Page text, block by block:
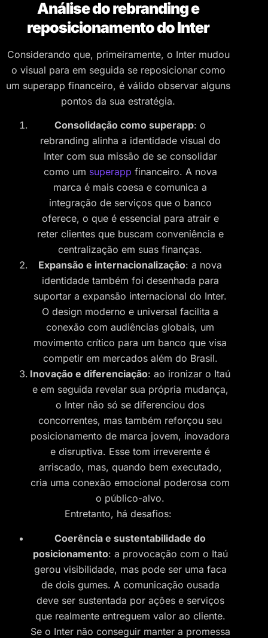
Análise do rebranding e
reposicionamento do Inter
Considerando que, primeiramente, o Inter mudou
o visual para em seguida se reposicionar como
um superapp financeiro, é válido observar alguns
pontos da sua estratégia.
Consolidação como superapp: o
rebranding alinha a identidade visual do
Inter com sua missão de se consolidar
como um superapp financeiro. A nova
marca é mais coesa e comunica a
integração de serviços que o banco
oferece, o que é essencial para atrair e
reter clientes que buscam conveniência e
centralização em suas finanças.
Expansão e internacionalização: a nova
identidade também foi desenhada para
suportar a expansão internacional do Inter.
O design moderno e universal facilita a
conexão com audiências globais, um
movimento crítico para um banco que visa
competir em mercados além do Brasil.
Inovação e diferenciação: ao ironizar o Itaú
e em seguida revelar sua própria mudança,
o Inter não só se diferenciou dos
concorrentes, mas também reforçou seu
posicionamento de marca jovem, inovadora
e disruptiva. Esse tom irreverente é
arriscado, mas, quando bem executado,
cria uma conexão emocional poderosa com
o público-alvo.
Entretanto, há desafios:
Coerência e sustentabilidade do
posicionamento: a provocação com o Itaú
gerou visibilidade, mas pode ser uma faca
de dois gumes. A comunicação ousada
deve ser sustentada por ações e serviços
que realmente entreguem valor ao cliente.
Se o Inter não conseguir manter a promessa